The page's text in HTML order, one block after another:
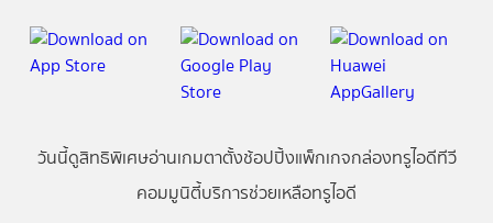
วันนี้ดูสิทธิพิเศษอ่านเกมตาตั้งช้อปปิ้งแพ็กเกจกล่องทรูไอดีทีวี
คอมมูนิตี้บริการช่วยเหลือทรูไอดี